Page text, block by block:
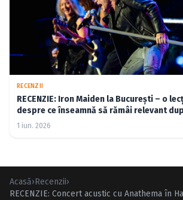
RECENZII
RECENZIE: Iron Maiden la București – o lecție
despre ce înseamnă să rămâi relevant
cincizeci de ani (FOTO)
1 iun. 2026
Acasă›Recenzii›
RECENZIE: Concert acustic cu Anathema în